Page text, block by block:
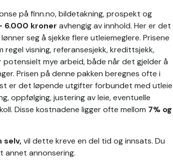
på finn.no, bildetakning, prospekt og
6.000 kroner avhengig av innhold. Her er det
seg å sjekke flere utleiemeglere. Prisene
visning, referansesjekk, kredittsjekk,
mye arbeid, både når det gjelder å
Prisen på denne pakken beregnes ofte i
er det løpende utgifter forbundet med utleie
oppfølging, justering av leie, eventuelle
Disse kostnadene ligger ofte mellom 7% og
selv,vil dette kreve en del tid og innsats. Du
annet annonsering.